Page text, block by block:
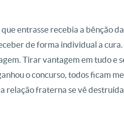
entrasse recebia a bênção
de forma individual a
Tirar vantagem em tudo e
o concurso, todos ficam
relação fraterna se vê